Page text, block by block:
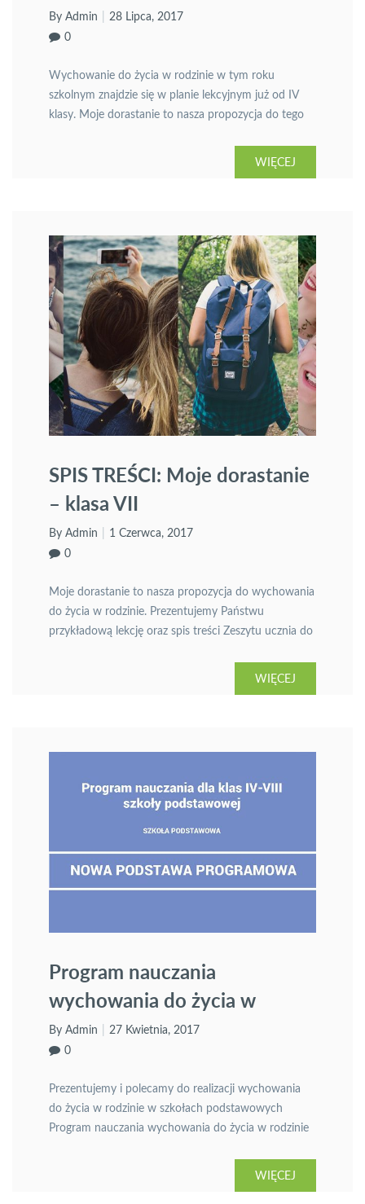
By Admin
28 Lipca, 2017
0
Wychowanie do życia w rodzinie w tym roku
szkolnym znajdzie się w planie lekcyjnym już od IV
klasy. Moje dorastanie to nasza propozycja do tego
WIĘCEJ
SPIS TREŚCI: Moje dorastanie
– klasa VII
By Admin
1 Czerwca, 2017
0
Moje dorastanie to nasza propozycja do wychowania
do życia w rodzinie. Prezentujemy Państwu
przykładową lekcję oraz spis treści Zeszytu ucznia do
WIĘCEJ
Program nauczania
wychowania do życia w
rodzinie dla klas IV-VIII
By Admin
27 Kwietnia, 2017
0
Prezentujemy i polecamy do realizacji wychowania
do życia w rodzinie w szkołach podstawowych
Program nauczania wychowania do życia w rodzinie
WIĘCEJ